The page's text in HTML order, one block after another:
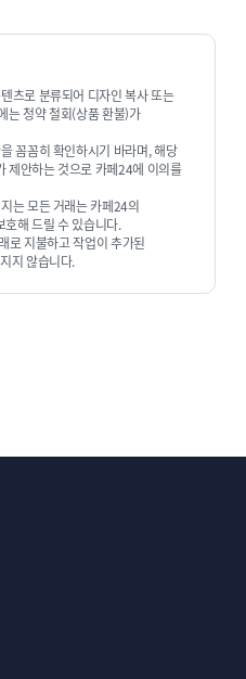
츠로 분류되어 디자인 복사 또는
는 청약 철회(상품 환불)가
꼼꼼히 확인하시기 바라며, 해당
제안하는 것으로 카페24에 이의를
는 모든 거래는 카페24의
호해 드릴 수 있습니다.
로 지불하고 작업이 추가된
지 않습니다.